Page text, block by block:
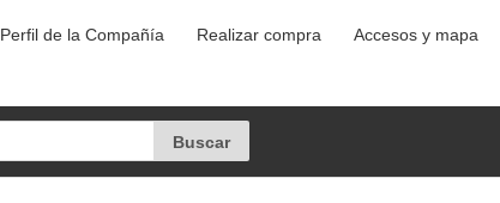
Perfil de la Compañía Realizar compra Accesos y mapa